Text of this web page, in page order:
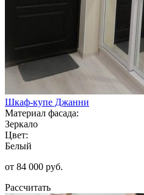
Шкаф-купе Джанни
Материал фасада:
Зеркало
Цвет:
Белый
от 84 000 руб.
Рассчитать